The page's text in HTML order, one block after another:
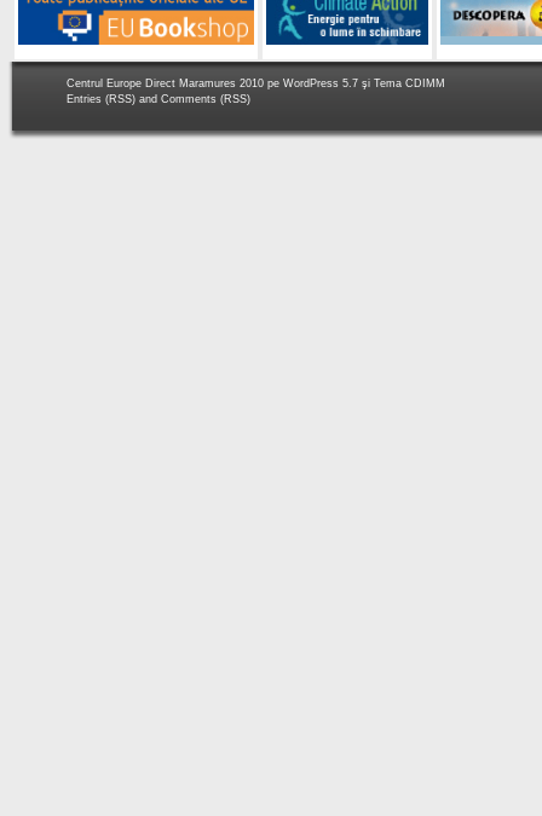
Centrul Europe Direct Maramures 2010 pe WordPress 5.7 şi Tema CDIMM
Entries (RSS) and Comments (RSS)